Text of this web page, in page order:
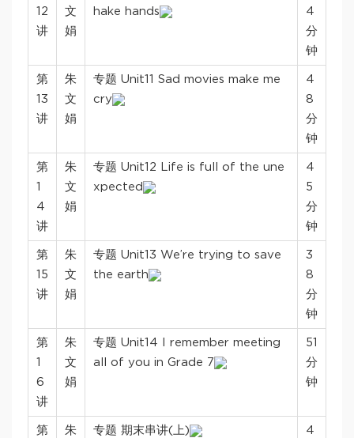
12
讲
文
娟
hake hands
4
分
钟
第
13
讲
朱
文
娟
专题 Unit11 Sad movies make me
cry
4
8
分
钟
第
1
4
讲
朱
文
娟
专题 Unit12 Life is full of the une
xpected
4
5
分
钟
第
15
讲
朱
文
娟
专题 Unit13 We’re trying to save
the earth
3
8
分
钟
第
1
6
讲
朱
文
娟
专题 Unit14 I remember meeting
all of you in Grade 7
51
分
钟
第
朱
专题 期末串讲(上)
4